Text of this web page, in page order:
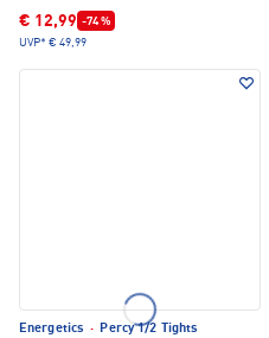
€ 12,99 -74 %
UVP* € 49,99
Energetics · Percy 1/2 Tights